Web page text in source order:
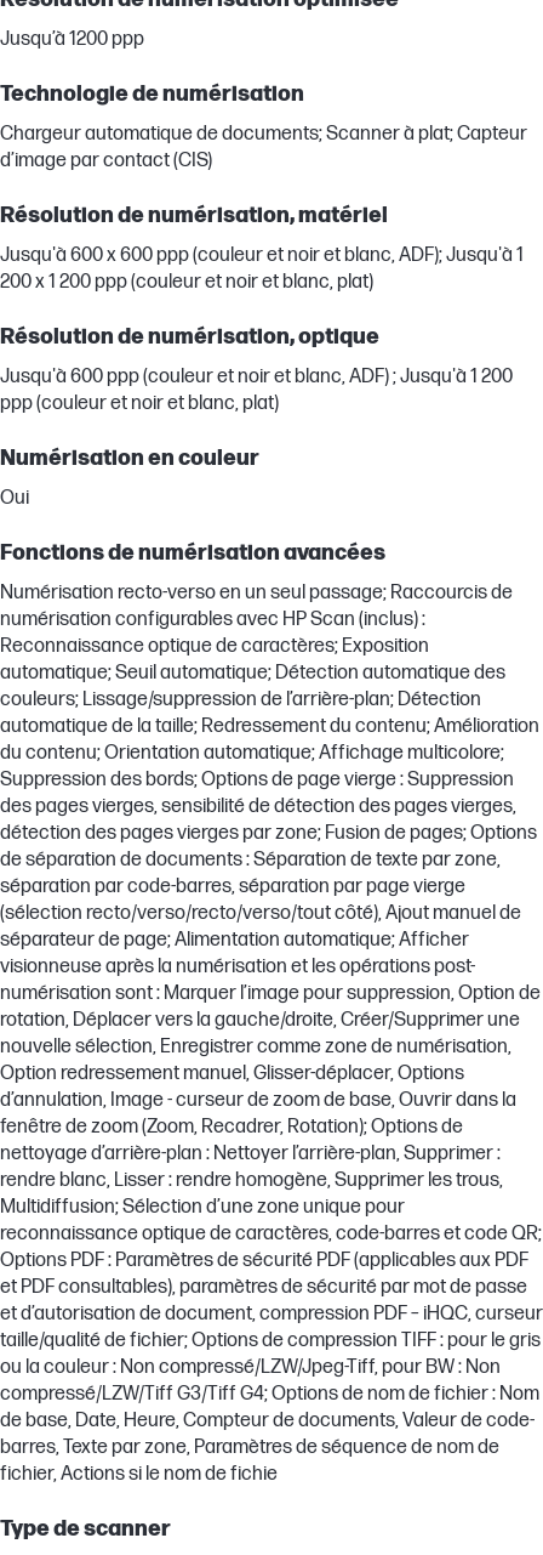
Jusqu’à 1200 ppp
Technologie de numérisation
Chargeur automatique de documents; Scanner à plat; Capteur
d’image par contact (CIS)
Résolution de numérisation, matériel
Jusqu'à 600 x 600 ppp (couleur et noir et blanc, ADF); Jusqu'à 1
200 x 1 200 ppp (couleur et noir et blanc, plat)
Résolution de numérisation, optique
Jusqu'à 600 ppp (couleur et noir et blanc, ADF) ; Jusqu'à 1 200
ppp (couleur et noir et blanc, plat)
Numérisation en couleur
Oui
Fonctions de numérisation avancées
Numérisation recto-verso en un seul passage; Raccourcis de
numérisation configurables avec HP Scan (inclus) :
Reconnaissance optique de caractères; Exposition
automatique; Seuil automatique; Détection automatique des
couleurs; Lissage/suppression de l’arrière-plan; Détection
automatique de la taille; Redressement du contenu; Amélioration
du contenu; Orientation automatique; Affichage multicolore;
Suppression des bords; Options de page vierge : Suppression
des pages vierges, sensibilité de détection des pages vierges,
détection des pages vierges par zone; Fusion de pages; Options
de séparation de documents : Séparation de texte par zone,
séparation par code-barres, séparation par page vierge
(sélection recto/verso/recto/verso/tout côté), Ajout manuel de
séparateur de page; Alimentation automatique; Afficher
visionneuse après la numérisation et les opérations post-
numérisation sont : Marquer l’image pour suppression, Option de
rotation, Déplacer vers la gauche/droite, Créer/Supprimer une
nouvelle sélection, Enregistrer comme zone de numérisation,
Option redressement manuel, Glisser-déplacer, Options
d’annulation, Image - curseur de zoom de base, Ouvrir dans la
fenêtre de zoom (Zoom, Recadrer, Rotation); Options de
nettoyage d’arrière-plan : Nettoyer l’arrière-plan, Supprimer :
rendre blanc, Lisser : rendre homogène, Supprimer les trous,
Multidiffusion; Sélection d’une zone unique pour
reconnaissance optique de caractères, code-barres et code QR;
Options PDF : Paramètres de sécurité PDF (applicables aux PDF
et PDF consultables), paramètres de sécurité par mot de passe
et d’autorisation de document, compression PDF – iHQC, curseur
taille/qualité de fichier; Options de compression TIFF : pour le gris
ou la couleur : Non compressé/LZW/Jpeg-Tiff, pour BW : Non
compressé/LZW/Tiff G3/Tiff G4; Options de nom de fichier : Nom
de base, Date, Heure, Compteur de documents, Valeur de code-
barres, Texte par zone, Paramètres de séquence de nom de
fichier, Actions si le nom de fichie
Type de scanner